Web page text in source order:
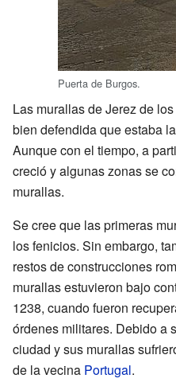
Puerta de Burgos.
Las murallas de Jerez de
bien defendida que estaba
Aunque con el tiempo, a
creció y algunas zonas se
murallas.
Se cree que las primeras
los fenicios. Sin embargo,
restos de construcciones
murallas estuvieron bajo
1238, cuando fueron
órdenes militares. Debido a
ciudad y sus murallas
de la vecina Portugal.